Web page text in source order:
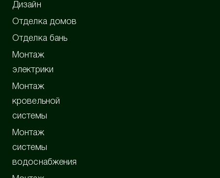
Дизайн
Отделка домов
Отделка бань
Монтаж
электрики
Монтаж
кровельной
системы
Монтаж
системы
водоснабжения